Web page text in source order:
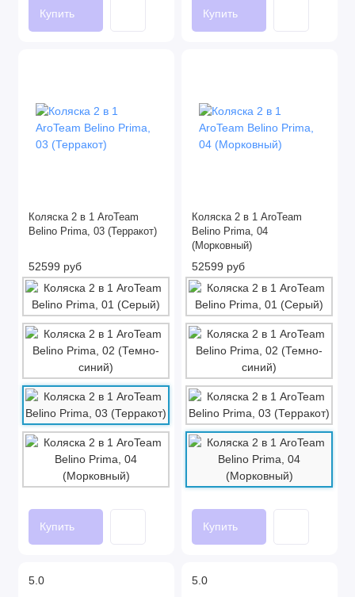
Купить Купить
Коляска 2 в 1 AroTeam
Belino Prima, 03 (Терракот)
52599 руб
Купить
Коляска 2 в 1 AroTeam
Belino Prima, 04
(Морковный)
52599 руб
Купить
5.0 5.0